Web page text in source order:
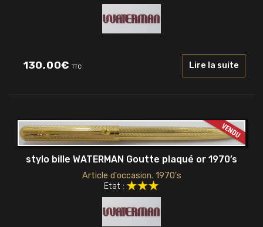
130,00€ TTC Lire la suite
stylo bille WATERMAN Goutte plaqué or 1970’s
Article d'occasion. 1970's
Etat :